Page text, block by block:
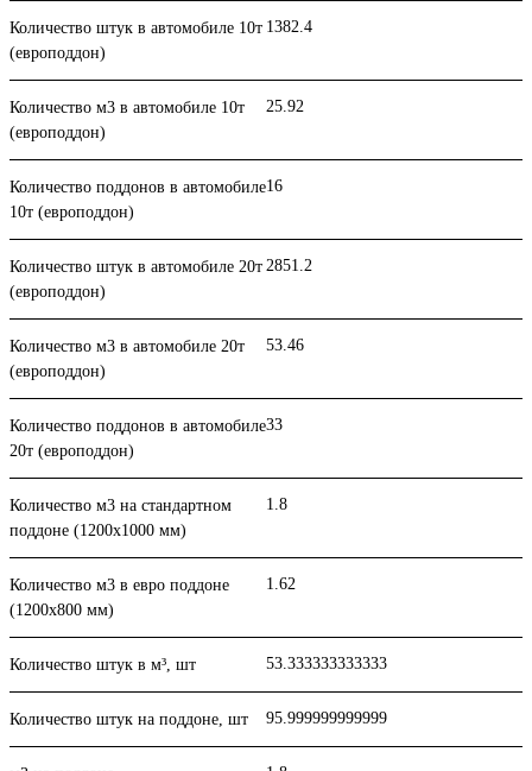
Количество штук в автомобиле 10т
(европоддон)
1382.4
Количество м3 в автомобиле 10т
(европоддон)
25.92
Количество поддонов в автомобиле
10т (европоддон)
16
Количество штук в автомобиле 20т
(европоддон)
2851.2
Количество м3 в автомобиле 20т
(европоддон)
53.46
Количество поддонов в автомобиле
20т (европоддон)
33
Количество м3 на стандартном
поддоне (1200x1000 мм)
1.8
Количество м3 в евро поддоне
(1200x800 мм)
1.62
Количество штук в м³, шт 53.333333333333
Количество штук на поддоне, шт 95.999999999999